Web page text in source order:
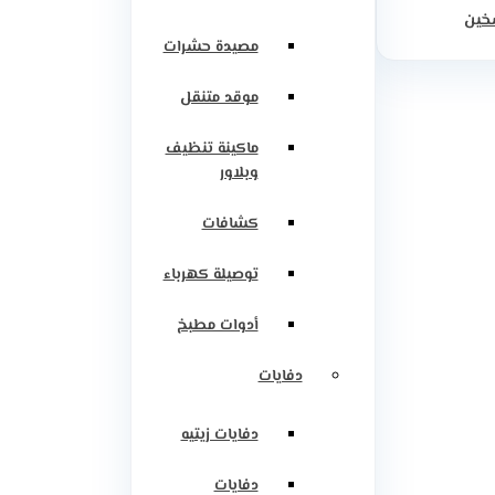
مصيدة حشرات
موقد متنقل
ماكينة تنظيف
وبلاور
كشافات
توصيلة كهرباء
أدوات مطبخ
دفايات
دفايات زيتيه
دفايات